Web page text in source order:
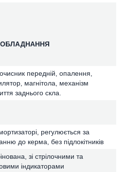
передній, опалення,
магнітола, механізм
заднього скла.
регулюється за
до керма, без підлокітників
зі стрілочними та
індикаторами